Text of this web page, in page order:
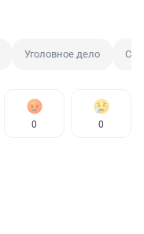
Уголовное дело Суд
0 0